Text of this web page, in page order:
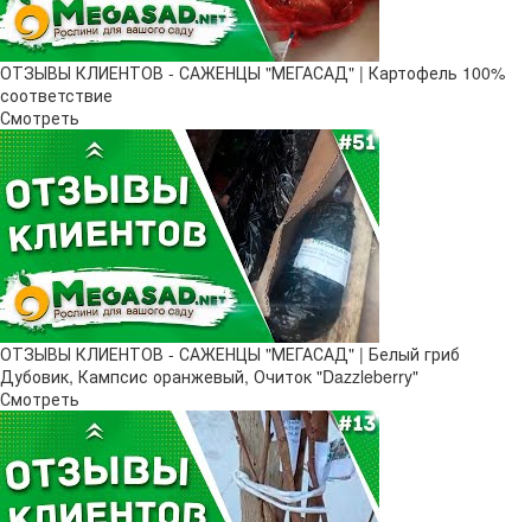
ОТЗЫВЫ КЛИЕНТОВ - САЖЕНЦЫ "МЕГАСАД" | Картофель 100%
соответствие
Смотреть
ОТЗЫВЫ КЛИЕНТОВ - САЖЕНЦЫ "МЕГАСАД" | Белый гриб
Дубовик, Кампсис оранжевый, Очиток "Dazzleberry"
Смотреть